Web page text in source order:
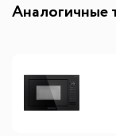
Аналогичные